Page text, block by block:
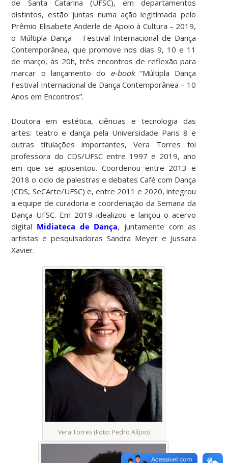
de Santa Catarina (UFSC), em departamentos
distintos, estão juntas numa ação legitimada pelo
Prêmio Elisabete Anderle de Apoio à Cultura – 2019,
o Múltipla Dança – Festival Internacional de Dança
Contemporânea, que promove nos dias 9, 10 e 11
de março, às 20h, três encontros de reflexão para
marcar o lançamento do e-book“Múltipla Dança
Festival Internacional de Dança Contemporânea – 10
Anos em Encontros”.
Doutora em estética, ciências e tecnologia das
artes: teatro e dança pela Universidade Paris 8 e
outras titulações importantes, Vera Torres foi
professora do CDS/UFSC entre 1997 e 2019, ano
em que se aposentou. Coordenou entre 2013 e
2018 o ciclo de palestras e debates Café com Dança
(CDS, SeCArte/UFSC) e, entre 2011 e 2020, integrou
a equipe de curadoria e coordenação da Semana da
Dança UFSC. Em 2019 idealizou e lançou o acervo
digital Midiateca de Dança, juntamente com as
artistas e pesquisadoras Sandra Meyer e Jussara
Xavier.
Vera Torres (Foto: Pedro Alípio)